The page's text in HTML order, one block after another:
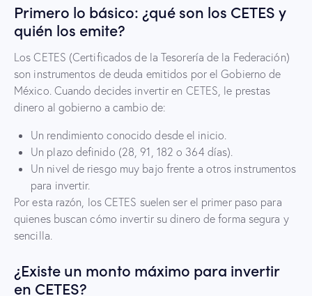
Primero lo básico: ¿qué son los CETES y
quién los emite?
Los CETES (Certificados de la Tesorería de la Federación)
son instrumentos de deuda emitidos por el Gobierno de
México. Cuando decides invertir en CETES, le prestas
dinero al gobierno a cambio de:
Un rendimiento conocido desde el inicio.
Un plazo definido (28, 91, 182 o 364 días).
Un nivel de riesgo muy bajo frente a otros instrumentos
para invertir.
Por esta razón, los CETES suelen ser el primer paso para
quienes buscan cómo invertir su dinero de forma segura y
sencilla.
¿Existe un monto máximo para invertir
en CETES?